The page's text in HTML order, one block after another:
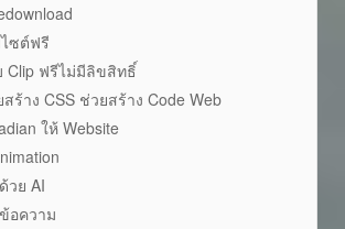
ไซต์ฟรี
Clip ฟรีไม่มีลิขสิทธิ์
ร้าง CSS ช่วยสร้าง Code Web
ให้ Website
วย AI
อความ